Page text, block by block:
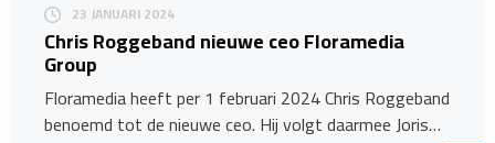
23 JANUARI 2024
Chris Roggeband nieuwe ceo Floramedia
Group
Floramedia heeft per 1 februari 2024 Chris Roggeband
benoemd tot de nieuwe ceo. Hij volgt daarmee Joris…